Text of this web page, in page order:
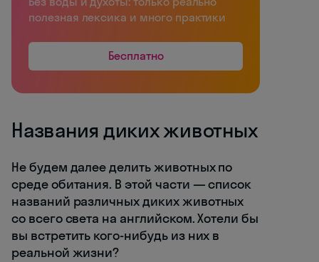
полезная лексика и много практики
Бесплатно
Названия диких животных
Не будем далее делить животных по
среде обитания. В этой части — список
названий различных диких животных
со всего света на английском. Хотели бы
вы встретить кого-нибудь из них в
реальной жизни?